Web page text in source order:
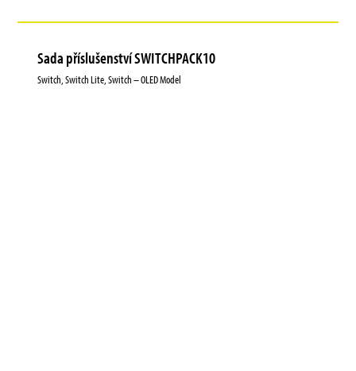
Sada příslušenství SWITCHPACK10
Switch, Switch Lite, Switch – OLED Model